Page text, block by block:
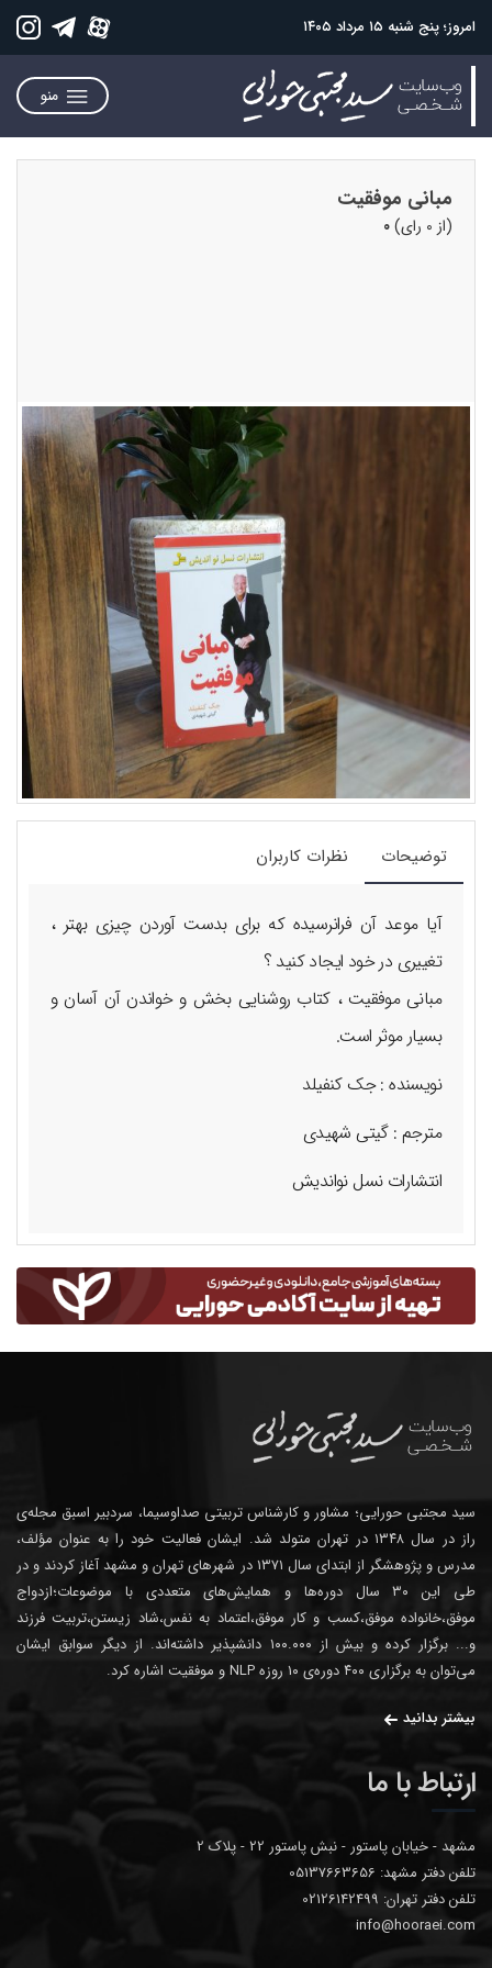
امروز؛ پنج شنبه ۱۵ مرداد ۱۴۰۵
منو
مبانی موفقیت
(از 0 رای) 0
توضیحات نظرات کاربران
آیا موعد آن فرانرسیده که برای بدست آوردن چیزی بهتر ،
تغییری در خود ایجاد کنید ؟
مبانی موفقیت ، کتاب روشنایی بخش و خواندن آن آسان و
بسیار موثر است.
نویسنده : جک کنفیلد
مترجم : گیتی شهیدی
انتشارات نسل نواندیش
سید مجتبی حورایی؛ مشاور و کارشناس تربیتی صداوسیما، سردبیر اسبق مجله‌ی
راز در سال ۱۳۴۸ در تهران متولد شد. ایشان فعالیت خود را به عنوان مؤلف،
مدرس و پژوهشگر از ابتدای سال ۱۳۷۱ در شهرهای تهران و مشهد آغاز کردند و در
طی این ۳۰ سال دوره‌ها و همایش‌های متعددی با موضوعات؛ازدواج
موفق،خانواده موفق،کسب و کار موفق،اعتماد به نفس،شاد زیستن،تربیت فرزند
و... برگزار کرده و بیش از ۱۰۰.۰۰۰ دانشپذیر داشته‌اند. از دیگر سوابق ایشان
می‌توان به برگزاری ۴۰۰ دوره‌ی ۱۰ روزه NLP و موفقیت اشاره کرد.
بیشتر بدانید
ارتباط با ما
مشهد - خیابان پاستور - نبش پاستور 22 - پلاک 2
تلفن دفتر مشهد: 05137663656
تلفن دفتر تهران: 02126142499
info@hooraei.com